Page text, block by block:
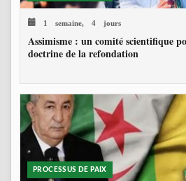
1 semaine, 4 jours
Assimisme : un comité scientifique
doctrine de la refondation
PROCESSUS DE PAIX